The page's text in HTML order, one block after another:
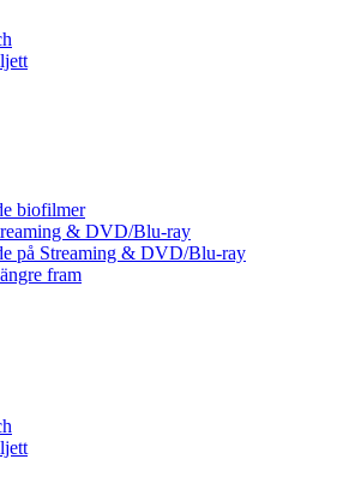
biofilmer
& DVD/Blu-ray
på Streaming & DVD/Blu-ray
fram